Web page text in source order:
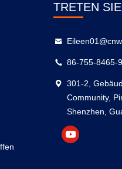
TRETEN
86-755-8465-
301-2,
Community,
Shenzhen,